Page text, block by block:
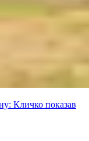
Кличко показав